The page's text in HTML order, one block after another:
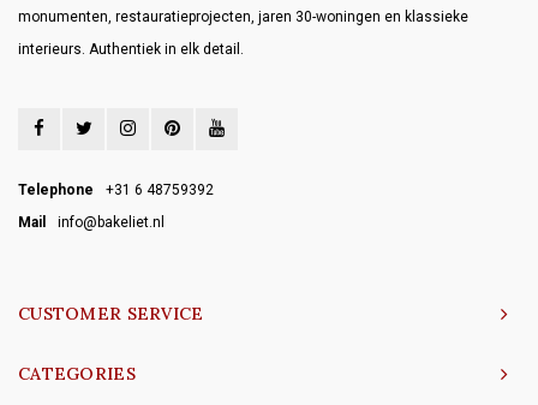
monumenten, restauratieprojecten, jaren 30-woningen en klassieke
interieurs. Authentiek in elk detail.
Telephone
+31 6 48759392
Mail
info@bakeliet.nl
CUSTOMER SERVICE
CATEGORIES